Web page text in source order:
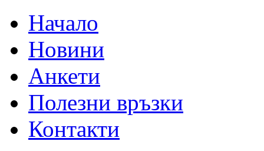
Начало
Новини
Анкети
Полезни връзки
Контакти